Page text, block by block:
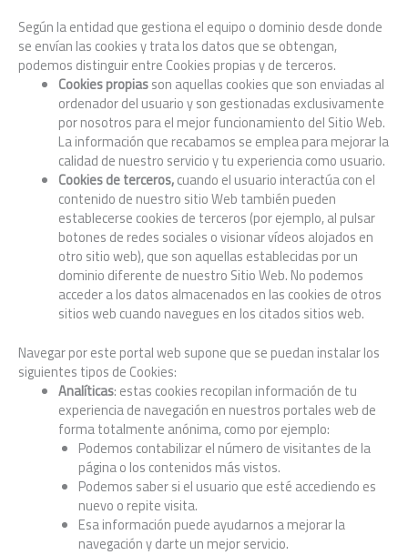
Según la entidad que gestiona el equipo o dominio desde donde
se envían las cookies y trata los datos que se obtengan,
podemos distinguir entre Cookies propias y de terceros.
Cookies propiasson aquellas cookies que son enviadas al
ordenador del usuario y son gestionadas exclusivamente
por nosotros para el mejor funcionamiento del Sitio Web.
La información que recabamos se emplea para mejorar la
calidad de nuestro servicio y tu experiencia como usuario.
Cookies de terceros,cuando el usuario interactúa con el
contenido de nuestro sitio Web también pueden
establecerse cookies de terceros (por ejemplo, al pulsar
botones de redes sociales o visionar vídeos alojados en
otro sitio web), que son aquellas establecidas por un
dominio diferente de nuestro Sitio Web. No podemos
acceder a los datos almacenados en las cookies de otros
sitios web cuando navegues en los citados sitios web.
Navegar por este portal web supone que se puedan instalar los
siguientes tipos de Cookies:
Analíticas: estas cookies recopilan información de tu
experiencia de navegación en nuestros portales web de
forma totalmente anónima, como por ejemplo:
Podemos contabilizar el número de visitantes de la
página o los contenidos más vistos.
Podemos saber si el usuario que esté accediendo es
nuevo o repite visita.
Esa información puede ayudarnos a mejorar la
navegación y darte un mejor servicio.